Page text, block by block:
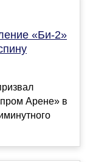
«Би-2»
Арене» в